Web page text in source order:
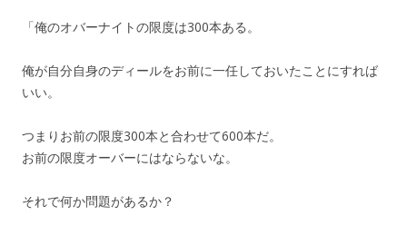
「俺のオバーナイトの限度は300本ある。
俺が自分自身のディールをお前に一任しておいたことにすれば
いい。
つまりお前の限度300本と合わせて600本だ。
お前の限度オーバーにはならないな。
それで何か問題があるか？